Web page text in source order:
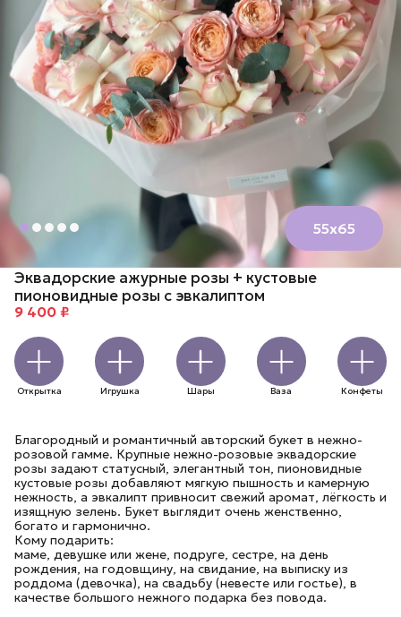
55х65
Эквадорские ажурные розы + кустовые
пионовидные розы с эвкалиптом
9 400 ₽
Открытка Игрушка Шары Ваза Конфеты
Благородный и романтичный авторский букет в нежно-
розовой гамме. Крупные нежно-розовые эквадорские
розы задают статусный, элегантный тон, пионовидные
кустовые розы добавляют мягкую пышность и камерную
нежность, а эвкалипт привносит свежий аромат, лёгкость и
изящную зелень. Букет выглядит очень женственно,
богато и гармонично.
Кому подарить:
маме, девушке или жене, подруге, сестре, на день
рождения, на годовщину, на свидание, на выписку из
роддома (девочка), на свадьбу (невесте или гостье), в
качестве большого нежного подарка без повода.